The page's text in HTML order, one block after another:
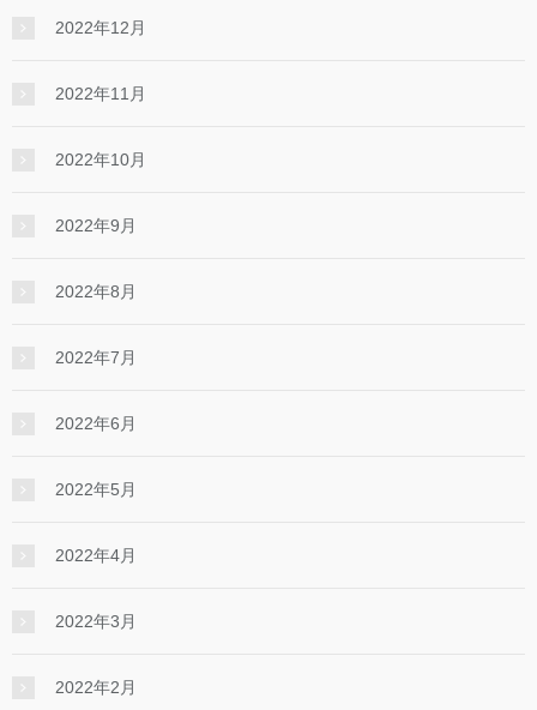
2022年12月
2022年11月
2022年10月
2022年9月
2022年8月
2022年7月
2022年6月
2022年5月
2022年4月
2022年3月
2022年2月